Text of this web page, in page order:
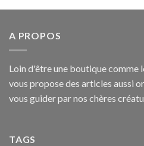
A PROPOS
Loin d'être une boutique comme
vous propose des articles aussi
vous guider par nos chères
TAGS